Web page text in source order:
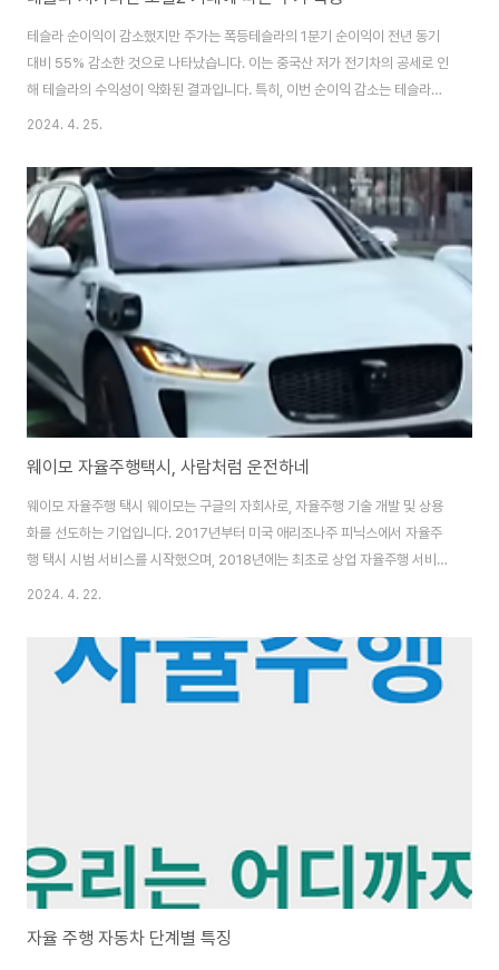
테슬라 순이익이 감소했지만 주가는 폭등테슬라의 1분기 순이익이 전년 동기
대비 55% 감소한 것으로 나타났습니다. 이는 중국산 저가 전기차의 공세로 인
해 테슬라의 수익성이 악화된 결과입니다. 특히, 이번 순이익 감소는 테슬라의
역사상 최대 폭 감소로, 생산라인에 코로나19의 영향이 직격탄을 맞은 2020
달러의 마이너스를 기록했습니다.저가 전기차 출시와 휴머노이드 로봇 기대일
론 머스크 CEO는 내년 초에 저가 전기차를 출시할 예정이라고 밝혔습니다. 이
러한 움직임은 전기차 시장에서의 저가 경쟁을 더욱 격화시킬 것으로 예상됩니
다. 테슬라가 저가 차량 시장에 진입하면서 어떤 변화가 있을지, 시장의 반응이
궁금해집니다.일론 머스크 테슬..
2024. 4. 25.
웨이모 자율주행택시, 사람처럼 운전하네
웨이모 자율주행 택시 웨이모는 구글의 자회사로, 자율주행 기술 개발 및 상용
화를 선도하는 기업입니다. 2017년부터 미국 애리조나주 피닉스에서 자율주
행 택시 시범 서비스를 시작했으며, 2018년에는 최초로 상업 자율주행 서비스
인 Waymo One을 출시했습니다. 현재 웨이모는 미국 피닉스, 샌프란시스코,
있으며, 지속적인 기술 개발과 서비스 확장을 위해 노력하고 있습니다. 핵심 기
술 고도의 인공지능 (AI): 웨이모 자율주행 택시는 주변 환경을 인식하고 분석
하는 센서 시스템과, 이를 기반으로 최적의 주행 경로를 판단하고 제어하는 AI
2024. 4. 22.
자율 주행 자동차 단계별 특징